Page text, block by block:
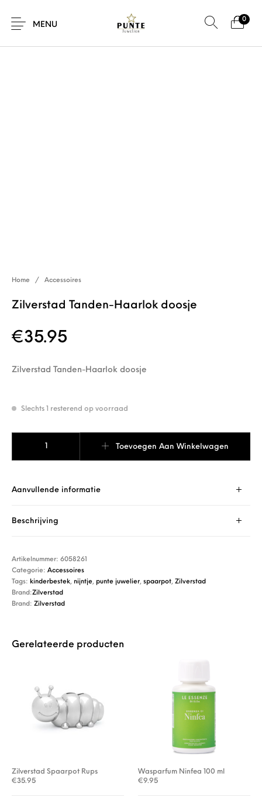
MENU
0
Home / Accessoires
Zilverstad Tanden-Haarlok doosje
€35.95
Zilverstad Tanden-Haarlok doosje
Slechts 1 resterend op voorraad
Toevoegen Aan Winkelwagen
Aanvullende informatie
Beschrijving
Artikelnummer:6058261
Categorie:Accessoires
Tags: kinderbestek, nijntje, punte juwelier,spaarpot,Zilverstad
Brand:Zilverstad
Brand:Zilverstad
Gerelateerde producten
Zilverstad Spaarpot Rups
€35.95
Wasparfum Ninfea 100 ml
€9.95